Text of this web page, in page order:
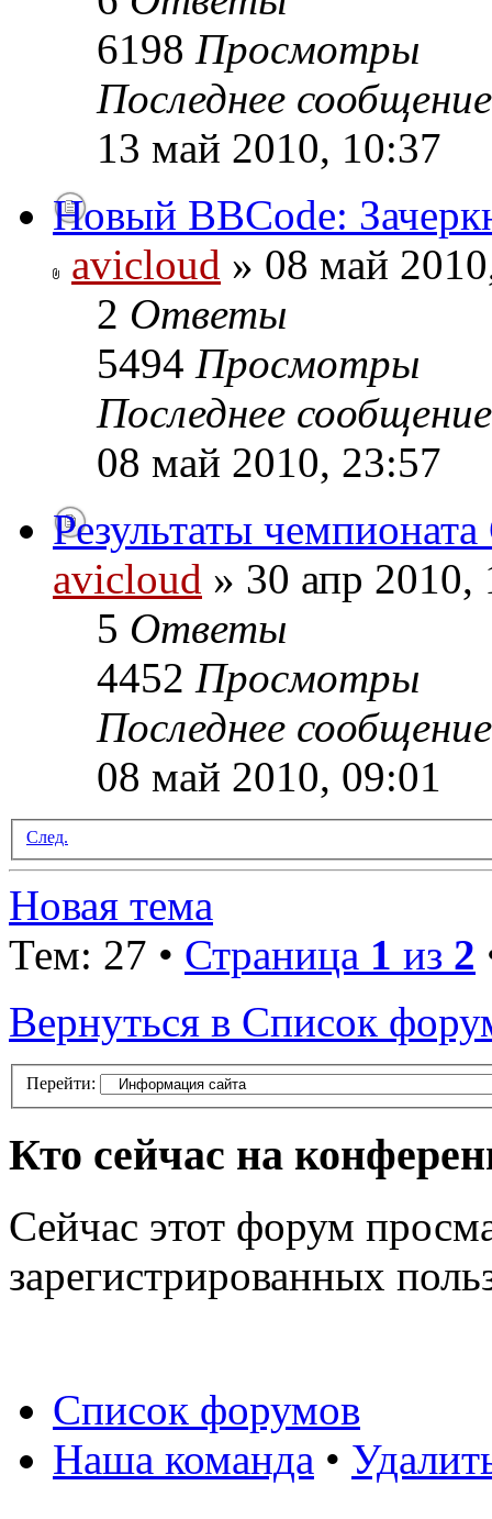
6198 Просмотры
Последнее
13 май 2010, 10:37
Новый BBCode:
avicloud » 08 май
2 Ответы
5494 Просмотры
Последнее
08 май 2010, 23:57
Результаты
avicloud » 30 апр 2010,
5 Ответы
4452 Просмотры
Последнее
08 май 2010, 09:01
След.
Новая тема
Тем: 27 • Страница 1 из 2
Вернуться в Список
Перейти:
Кто сейчас на
Сейчас этот форум
зарегистрированных
Список форумов
Наша команда •